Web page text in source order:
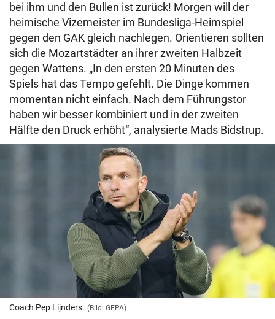
bei ihm und den Bullen ist zurück! Morgen will der
heimische Vizemeister im Bundesliga-Heimspiel
gegen den GAK gleich nachlegen. Orientieren sollten
sich die Mozartstädter an ihrer zweiten Halbzeit
gegen Wattens. „In den ersten 20 Minuten des
Spiels hat das Tempo gefehlt. Die Dinge kommen
momentan nicht einfach. Nach dem Führungstor
haben wir besser kombiniert und in der zweiten
Hälfte den Druck erhöht“, analysierte Mads Bidstrup.
Coach Pep Lijnders. (Bild: GEPA)